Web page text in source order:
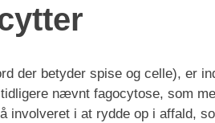
der betyder spise og celle), er
nævnt fagocytose, som
involveret i at rydde op i affald,